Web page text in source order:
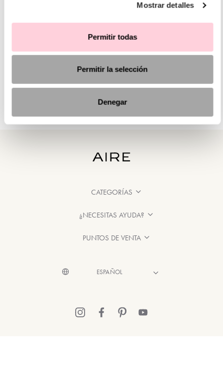
Mostrar detalles
Permitir todas
Permitir la selección
Denegar
CATEGORÍAS
¿NECESITAS AYUDA?
PUNTOS DE VENTA